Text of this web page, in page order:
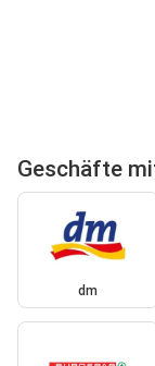
Geschäfte
dm